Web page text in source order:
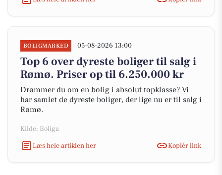
BOLIGMARKED 05-08-2026 13:00
Top 6 over dyreste boliger til salg i
Rømø. Priser op til 6.250.000 kr
Drømmer du om en bolig i absolut topklasse? Vi
har samlet de dyreste boliger, der lige nu er til salg i
Rømø.
Kilde: Boliga
Læs hele artiklen her
Kopiér link